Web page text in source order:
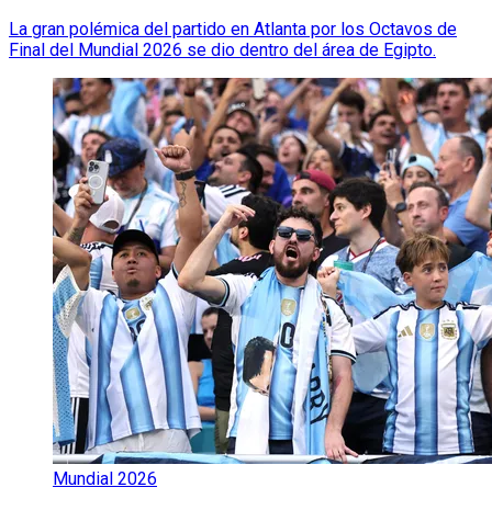
La gran polémica del partido en Atlanta por los Octavos de
Final del Mundial 2026 se dio dentro del área de Egipto.
Mundial 2026